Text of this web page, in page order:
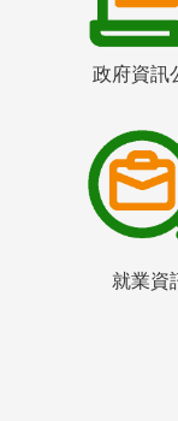
政府資訊
就業資